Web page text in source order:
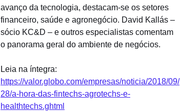
avanço da tecnologia, destacam-se os setores
financeiro, saúde e agronegócio. David Kallás –
sócio KC&D – e outros especialistas comentam
o panorama geral do ambiente de negócios.
Leia na íntegra:
https://valor.globo.com/empresas/noticia/2018/09/
28/a-hora-das-fintechs-agrotechs-e-
healthtechs.ghtml